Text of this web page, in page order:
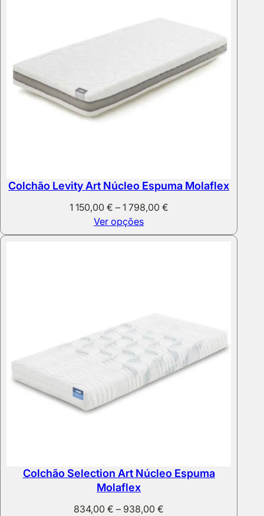
Colchão Levity Art Núcleo Espuma Molaflex
1 150,00 € – 1 798,00 €Price
1
Ver opções
Colchão Selection Art Núcleo Espuma
Molaflex
834,00€ – 938,00€